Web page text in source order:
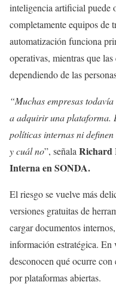
inteligencia artificial puede
completamente equipos de
automatización funciona
operativas, mientras que
dependiendo de las
“Muchas empresas
a adquirir una plataforma.
políticas internas ni
y cuál no”, señala Richard
Interna en SONDA.
El riesgo se vuelve más
versiones gratuitas de
cargar documentos
información estratégica. En
desconocen qué ocurre con
por plataformas abiertas.